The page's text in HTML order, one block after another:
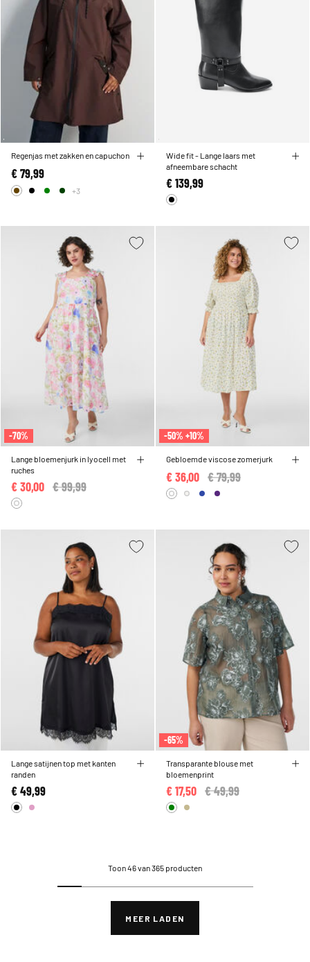
Regenjas met zakken en capuchon
€ 79,99
+3
Wide fit - Lange laars met
afneembare schacht
€ 139,99
-70%
Lange bloemenjurk in lyocell met
ruches
Price reduced from
€ 99,99
€ 30,00
-50% +10%
Gebloemde viscose zomerjurk
Price reduced from
€ 79,99
€ 36,00
Lange satijnen top met kanten
randen
€ 49,99
-65%
Transparante blouse met
bloemenprint
Price reduced from
€ 49,99
€ 17,50
Toon 46 van 365 producten
MEER LADEN